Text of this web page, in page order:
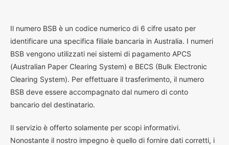
Il numero BSB è un codice numerico di 6 cifre usato per
identificare una specifica filiale bancaria in Australia. I numeri
BSB vengono utilizzati nei sistemi di pagamento APCS
(Australian Paper Clearing System) e BECS (Bulk Electronic
Clearing System). Per effettuare il trasferimento, il numero
BSB deve essere accompagnato dal numero di conto
bancario del destinatario.
Il servizio è offerto solamente per scopi informativi.
Nonostante il nostro impegno è quello di fornire dati corretti, i